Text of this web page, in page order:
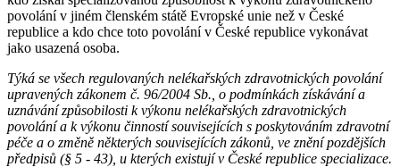
povolání v jiném členském státě Evropské unie než v České
republice a kdo chce toto povolání v České republice vykonávat
jako usazená osoba.
Týká se všech regulovaných nelékařských zdravotnických povolání
upravených zákonem č. 96/2004 Sb., o podmínkách získávání a
uznávání způsobilosti k výkonu nelékařských zdravotnických
povolání a k výkonu činností souvisejících s poskytováním zdravotní
péče a o změně některých souvisejících zákonů, ve znění pozdějších
předpisů (§ 5 - 43), u kterých existují v České republice specializace.